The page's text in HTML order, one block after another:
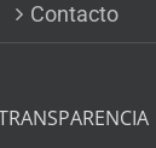
Contacto